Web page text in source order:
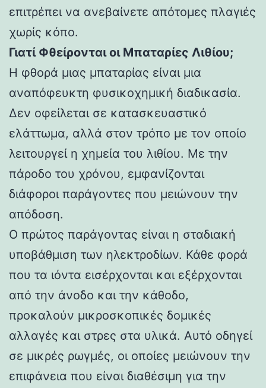
επιτρέπει να ανεβαίνετε απότομες πλαγιές
χωρίς κόπο.
Γιατί Φθείρονται οι Μπαταρίες Λιθίου;
Η φθορά μιας μπαταρίας είναι μια
αναπόφευκτη φυσικοχημική διαδικασία.
Δεν οφείλεται σε κατασκευαστικό
ελάττωμα, αλλά στον τρόπο με τον οποίο
λειτουργεί η χημεία του λιθίου. Με την
πάροδο του χρόνου, εμφανίζονται
διάφοροι παράγοντες που μειώνουν την
απόδοση.
Ο πρώτος παράγοντας είναι η σταδιακή
υποβάθμιση των ηλεκτροδίων. Κάθε φορά
που τα ιόντα εισέρχονται και εξέρχονται
από την άνοδο και την κάθοδο,
προκαλούν μικροσκοπικές δομικές
αλλαγές και στρες στα υλικά. Αυτό οδηγεί
σε μικρές ρωγμές, οι οποίες μειώνουν την
επιφάνεια που είναι διαθέσιμη για την